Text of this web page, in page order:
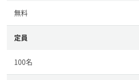
無料
定員
100名